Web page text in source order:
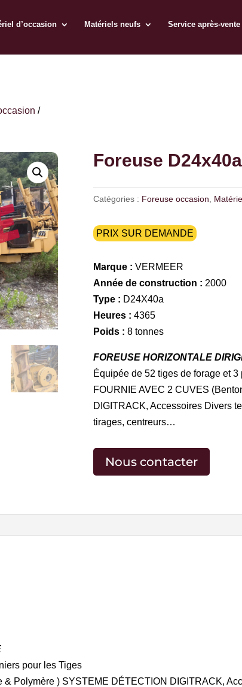
d’occasion Matériels neufs Service après-vente
/
Foreuse
Catégories : Foreuse occasion
PRIX SUR DEMANDE
Marque : VERMEER
Année de construction : 2000
Type : D24X40a
Heures : 4365
Poids :8 tonnes
FOREUSE HORIZONTALE
Équipée de 52 tiges de forage et
FOURNIE AVEC 2 CUVES
DIGITRACK, Accessoires Divers
tirages, centreurs…
Nous contacter
pour les Tiges
Polymère ) SYSTEME DÉTECTION DIGITRACK,